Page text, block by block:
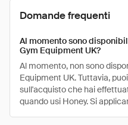
Domande frequenti
Al momento sono
Gym Equipment UK?
Al momento, non sono
Equipment UK. Tuttavia,
sull'acquisto che hai
quando usi Honey. Si